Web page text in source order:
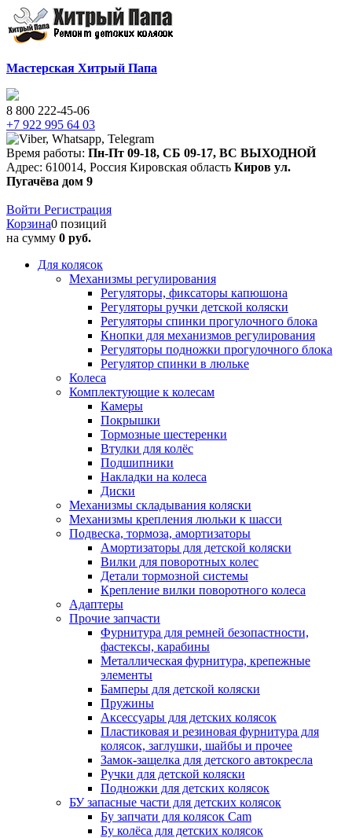
Мастерская Хитрый Папа
8 800 222-45-06
+7 922 995 64 03
Время работы: Пн-Пт 09-18, СБ 09-17, ВС ВЫХОДНОЙ
Адрес: 610014, Россия Кировская область Киров ул.
Пугачёва дом 9
Войти Регистрация
Корзина0 позиций
на сумму 0 руб.
Для колясок
Механизмы регулирования
Регуляторы, фиксаторы капюшона
Регуляторы ручки детской коляски
Регуляторы спинки прогулочного блока
Кнопки для механизмов регулирования
Регуляторы подножки прогулочного блока
Регулятор спинки в люльке
Колеса
Комплектующие к колесам
Камеры
Покрышки
Тормозные шестеренки
Втулки для колёс
Подшипники
Накладки на колеса
Диски
Механизмы складывания коляски
Механизмы крепления люльки к шасси
Подвеска, тормоза, амортизаторы
Амортизаторы для детской коляски
Вилки для поворотных колес
Детали тормозной системы
Крепление вилки поворотного колеса
Адаптеры
Прочие запчасти
Фурнитура для ремней безопастности,
фастексы, карабины
Металлическая фурнитура, крепежные
элементы
Бамперы для детской коляски
Пружины
Аксессуары для детских колясок
Пластиковая и резиновая фурнитура для
колясок, заглушки, шайбы и прочее
Замок-защелка для детского автокресла
Ручки для детской коляски
Подножки для детских колясок
БУ запасные части для детских колясок
Бу запчати для колясок Cam
Бу колёса для детских колясок